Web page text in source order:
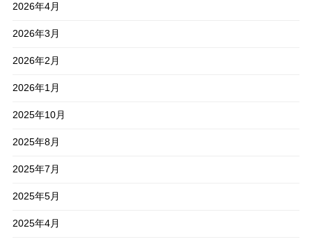
2026年4月
2026年3月
2026年2月
2026年1月
2025年10月
2025年8月
2025年7月
2025年5月
2025年4月